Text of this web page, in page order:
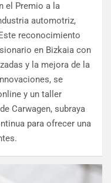
el Premio a la
automotriz,
reconocimiento
en Bizkaia con
y la mejora de la
se
y un taller
Carwagen, subraya
para ofrecer una